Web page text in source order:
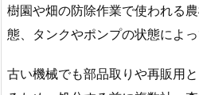
樹園や畑の防除作業で使われる
態、タンクやポンプの状態によ
古い機械でも部品取りや再販用